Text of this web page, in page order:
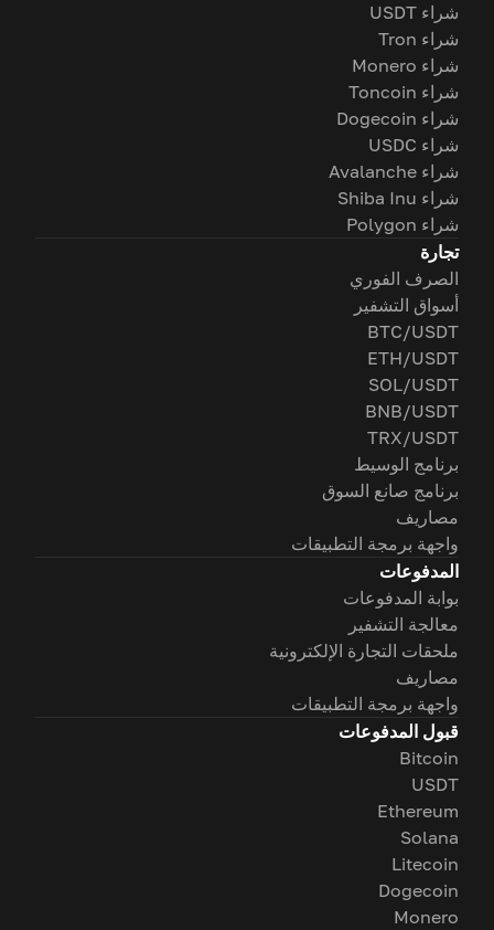
شراء USDT
شراء Tron
شراء Monero
شراء Toncoin
شراء Dogecoin
شراء USDC
شراء Avalanche
شراء Shiba Inu
شراء Polygon
تجارة
الصرف الفوري
أسواق التشفير
BTC/USDT
ETH/USDT
SOL/USDT
BNB/USDT
TRX/USDT
برنامج الوسيط
برنامج صانع السوق
مصاريف
واجهة برمجة التطبيقات
المدفوعات
بوابة المدفوعات
معالجة التشفير
ملحقات التجارة الإلكترونية
مصاريف
واجهة برمجة التطبيقات
قبول المدفوعات
Bitcoin
USDT
Ethereum
Solana
Litecoin
Dogecoin
Monero